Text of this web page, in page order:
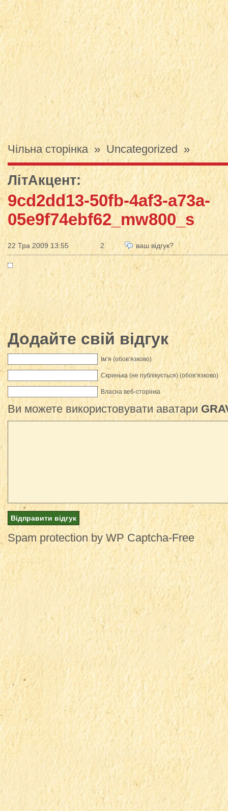
Чільна сторінка» Uncategorized »
ЛітАкцент:
9cd2dd13-50fb-4af3-a73a-
05e9f74ebf62_mw800_s
22 Тра 2009 13:55 2 ваш відгук?
Додайте свій відгук
Ім’я (обов’язково)
Скринька (не публікується) (обов’язково)
Власна веб-сторінка
Ви можете використовувати аватари
Spam protection by WP Captcha-Free